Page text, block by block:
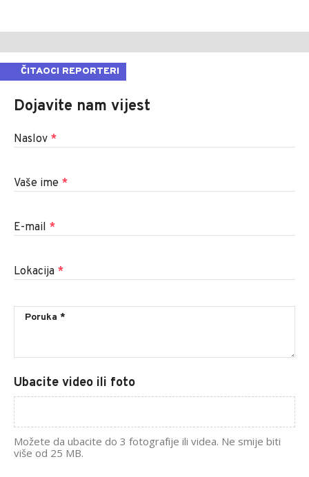
ČITAOCI REPORTERI
Dojavite nam vijest
Naslov *
Vaše ime *
E-mail *
Lokacija *
Ubacite video ili foto
Možete da ubacite do 3 fotografije ili videa. Ne smije biti
više od 25 MB.